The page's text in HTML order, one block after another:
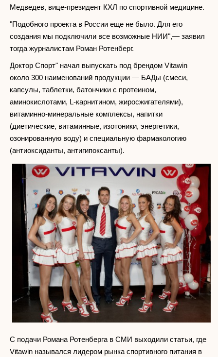
Медведев, вице-президент КХЛ по спортивной медицине.
"Подобного проекта в России еще не было. Для его
создания мы подключили все возможные НИИ",— заявил
тогда журналистам Роман Ротенберг.
Доктор Спорт" начал выпускать под брендом Vitawin
около 300 наименований продукции — БАДы (смеси,
капсулы, таблетки, батончики с протеином,
аминокислотами, L-карнитином, жиросжигателями),
витаминно-минеральные комплексы, напитки
(диетические, витаминные, изотоники, энергетики,
озонированную воду) и специальную фармакологию
(антиоксиданты, антигипоксанты).
С подачи Романа Ротенберга в СМИ выходили статьи, где
Vitawin назывался лидером рынка спортивного питания в